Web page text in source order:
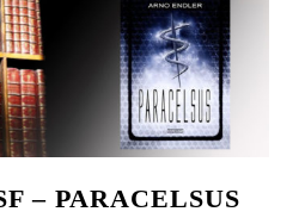
– PARACELSUS